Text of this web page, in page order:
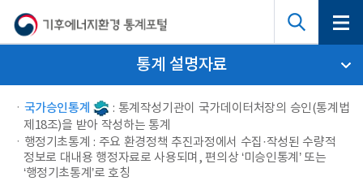
통계 설명자료
국가승인통계
: 통계작성기관이 국가데이터처장의 승인(통계법
제18조)을 받아 작성하는 통계
행정기초통계 : 주요 환경정책 추진과정에서 수집·작성된 수량적
정보로 대내용 행정자료로 사용되며, 편의상 ‘미승인통계’ 또는
‘행정기초통계’로 호칭